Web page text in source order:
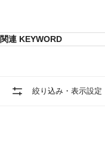
関連 KEYWORD
絞り込み・表示設定